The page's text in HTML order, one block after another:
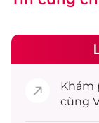
Khám
cùng